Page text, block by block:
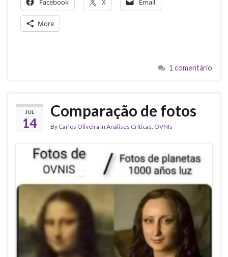
Facebook X Email
More
1 comentário
JUL
14
Comparação de fotos
By Carlos Oliveira in Análises Críticas OVNIs